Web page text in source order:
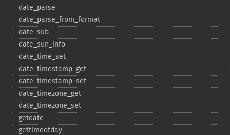
date_​parse
date_​parse_​from_​format
date_​sub
date_​sun_​info
date_​time_​set
date_​timestamp_​get
date_​timestamp_​set
date_​timezone_​get
date_​timezone_​set
getdate
gettimeofday